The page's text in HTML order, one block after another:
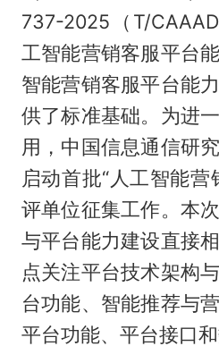
737-2025（T/
工智能营销客服平台
智能营销客服平台能
供了标准基础。为进
用，中国信息通信研
启动首批“人工智能营
评单位征集工作。本
与平台能力建设直接
点关注平台技术架构
台功能、智能推荐与
平台功能、平台接口